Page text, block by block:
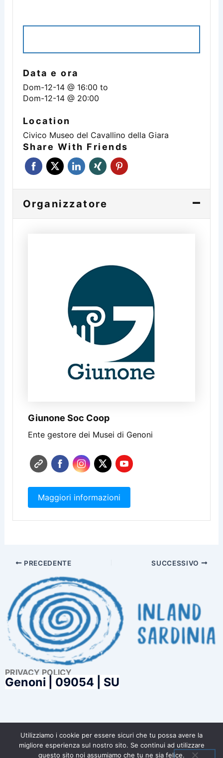
Data e ora
Dom-12-14 @ 16:00 to
Dom-12-14 @ 20:00
Location
Civico Museo del Cavallino della Giara
Share With Friends
Organizzatore
Giunone Soc Coop
Ente gestore dei Musei di Genoni
Maggiori informazioni
PRECEDENTE SUCCESSIVO
PRIVACY POLICY
Genoni | 09054 | SU
FONDO (R)ESISTO
Utilizziamo i cookie per essere sicuri che tu possa avere la
migliore esperienza sul nostro sito. Se continui ad utilizzare
questo sito noi assumiamo che tu ne sia felice.